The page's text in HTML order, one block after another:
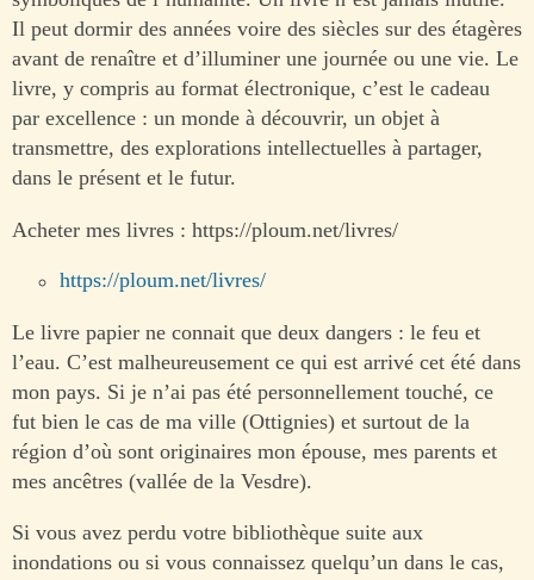
Il peut dormir des années voire des siècles sur des étagères
avant de renaître et d’illuminer une journée ou une vie. Le
livre, y compris au format électronique, c’est le cadeau
par excellence : un monde à découvrir, un objet à
transmettre, des explorations intellectuelles à partager,
dans le présent et le futur.
Acheter mes livres : https://ploum.net/livres/
https://ploum.net/livres/
Le livre papier ne connait que deux dangers : le feu et
l’eau. C’est malheureusement ce qui est arrivé cet été dans
mon pays. Si je n’ai pas été personnellement touché, ce
fut bien le cas de ma ville (Ottignies) et surtout de la
région d’où sont originaires mon épouse, mes parents et
mes ancêtres (vallée de la Vesdre).
Si vous avez perdu votre bibliothèque suite aux
inondations ou si vous connaissez quelqu’un dans le cas,